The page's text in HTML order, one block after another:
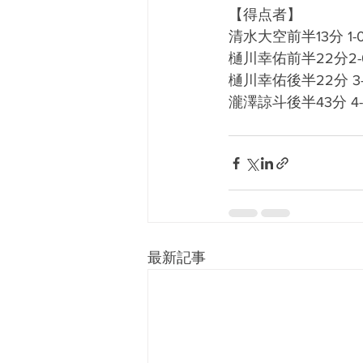
【得点者】
清水大空前半13分 1-
樋川幸佑前半22分
樋川幸佑後半22分
瀧澤諒斗後半43分
最新記事